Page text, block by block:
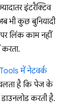
इंटरैक्टिव
भी कुछ बुनियादी
लिंक काम नहीं
में नेटवर्क
है कि पेज के
करती है.